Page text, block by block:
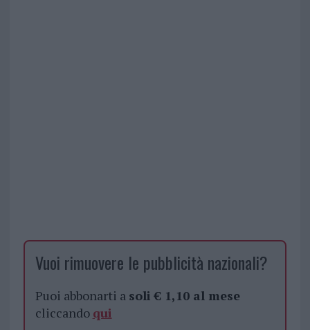
Vuoi rimuovere le pubblicità nazionali?
Puoi abbonarti a soli € 1,10 al mese
cliccando qui